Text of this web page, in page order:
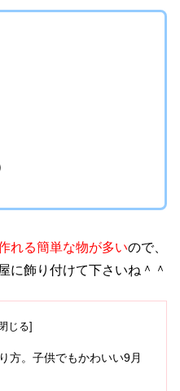
れる簡単な物が多いので、
に飾り付けて下さいね＾＾
方。子供でもかわいい9月